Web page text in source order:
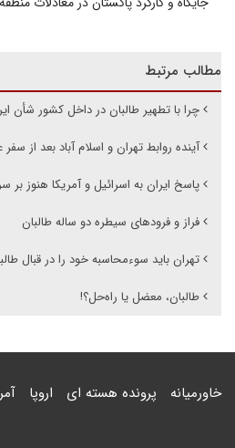
مطالب مرتبط
چرا با تطهیر طالبان در داخل کشور شأن
آینده روابط تهران و اسلام آباد بعد از
پاسخ ایران به اسرائیل و آمریکا هنوز
فراز و فرودهای سیطره دو ساله طالبان
تهران باید سوءمحاسبه خود را در قبال
طالبان، معضل یا راه‌حل؟!
خاورمیانه پرونده هسته ای اروپا